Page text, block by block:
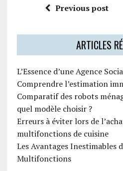
Previous post
ARTICLES
L’Essence d’une Agence
Comprendre l’estimation
Comparatif des robots
quel modèle choisir ?
Erreurs à éviter lors de
multifonctions de cuisine
Les Avantages Inestimables
Multifonctions